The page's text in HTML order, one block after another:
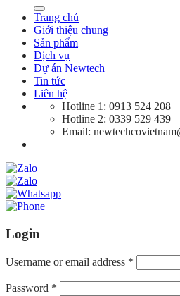
Trang chủ
Giới thiệu chung
Sản phẩm
Dịch vụ
Dự án Newtech
Tin tức
Liên hệ
Hotline 1: 0913 524 208
Hotline 2: 0339 529 439
Email:
Login
Username or email address *
Password *